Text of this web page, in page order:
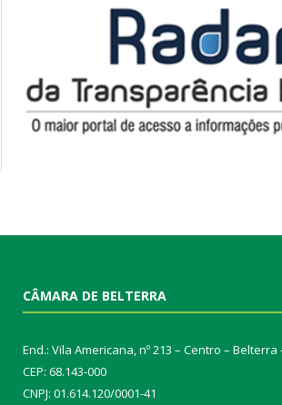
CÂMARA DE BELTERRA
End.: Vila Americana, nº 213 – Centro – Belterra
CEP: 68.143-000
CNPJ: 01.614.120/0001-41